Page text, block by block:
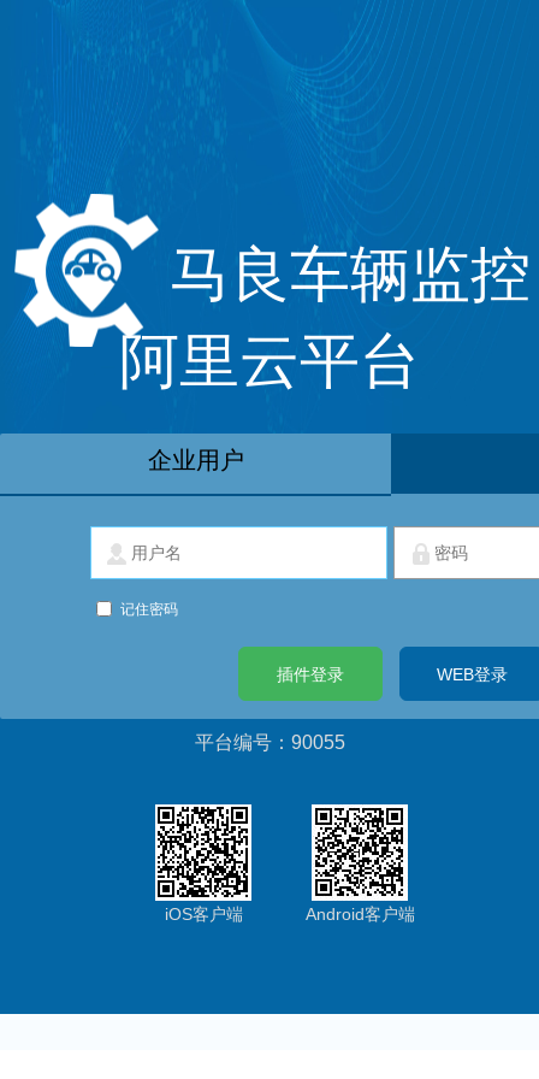
马良车辆监控
阿里云平台
企业用户
用户名 码
记住密码
平台编号：90055
iOS客户端 Android客户端